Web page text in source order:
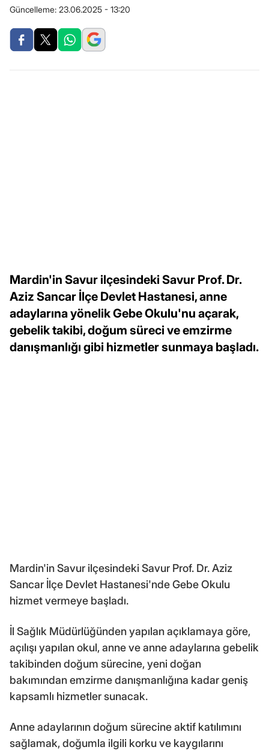
Güncelleme: 23.06.2025 - 13:20
Mardin'in Savur ilçesindeki Savur Prof. Dr.
Aziz Sancar İlçe Devlet Hastanesi, anne
adaylarına yönelik Gebe Okulu'nu açarak,
gebelik takibi, doğum süreci ve emzirme
danışmanlığı gibi hizmetler sunmaya başladı.
Mardin'in Savur ilçesindeki Savur Prof. Dr. Aziz
Sancar İlçe Devlet Hastanesi'nde Gebe Okulu
hizmet vermeye başladı.
İl Sağlık Müdürlüğünden yapılan açıklamaya göre,
açılışı yapılan okul, anne ve anne adaylarına gebelik
takibinden doğum sürecine, yeni doğan
bakımından emzirme danışmanlığına kadar geniş
kapsamlı hizmetler sunacak.
Anne adaylarının doğum sürecine aktif katılımını
sağlamak, doğumla ilgili korku ve kaygılarını